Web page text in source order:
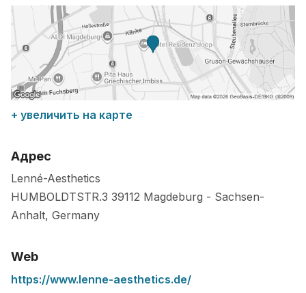
+ увеличить на карте
Адрес
Lenné-Aesthetics
HUMBOLDTSTR.3 39112 Magdeburg - Sachsen-
Anhalt, Germany
Web
https://www.lenne-aesthetics.de/